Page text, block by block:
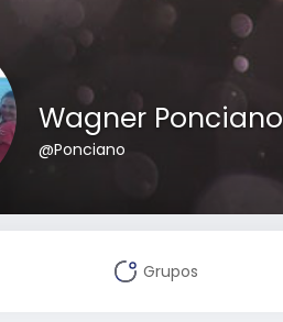
Wagner Ponciano
@Ponciano
Grupos